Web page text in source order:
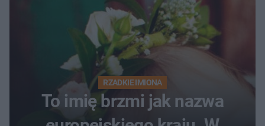
RZADKIE IMIONA
To imię brzmi jak nazwa